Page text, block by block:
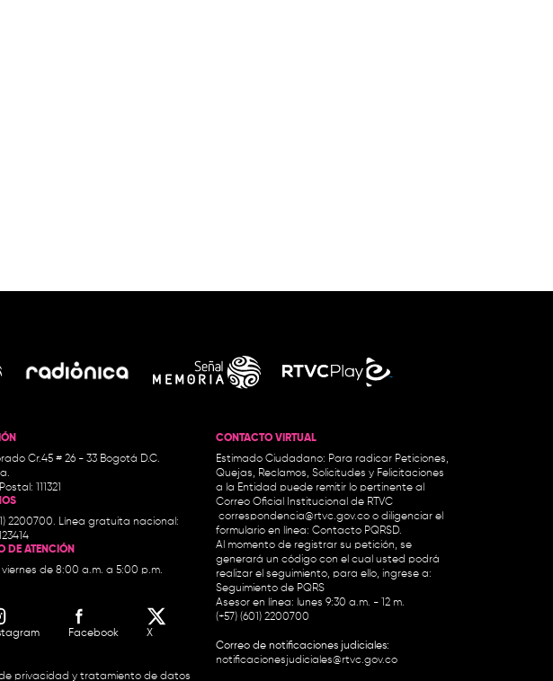
Cr.45 # 26 - 33 Bogotá D.C.
111321
2200700. Línea gratuita nacional:
DE ATENCIÓN
viernes de 8:00 a.m. a 5:00 p.m.
Facebook X
privacidad y tratamiento de datos
CONTACTO VIRTUAL
Estimado Ciudadano: Para radicar Peticiones,
Quejas, Reclamos, Solicitudes y Felicitaciones
a la Entidad puede remitir lo pertinente al
Correo Oficial Institucional de RTVC
correspondencia@rtvc.gov.co o diligenciar el
formulario en línea: Contacto PQRSD.
Al momento de registrar su petición, se
generará un código con el cual usted podrá
realizar el seguimiento, para ello, ingrese a:
Seguimiento de PQRS
Asesor en línea: lunes 9:30 a.m. - 12 m.
(+57) (601) 2200700
Correo de notificaciones judiciales:
notificacionesjudiciales@rtvc.gov.co